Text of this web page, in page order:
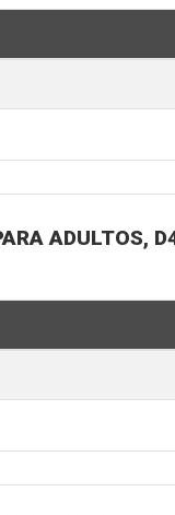
ADULTOS,